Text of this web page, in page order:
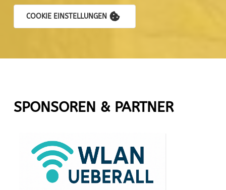
COOKIE EINSTELLUNGEN
SPONSOREN & PARTNER